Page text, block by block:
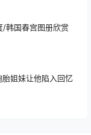
韩国春宫图册欣赏
姐妹让他陷入回忆